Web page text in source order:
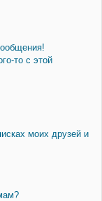
то с этой
моих друзей и